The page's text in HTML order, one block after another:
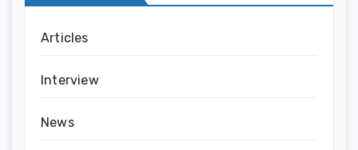
Articles
Interview
News